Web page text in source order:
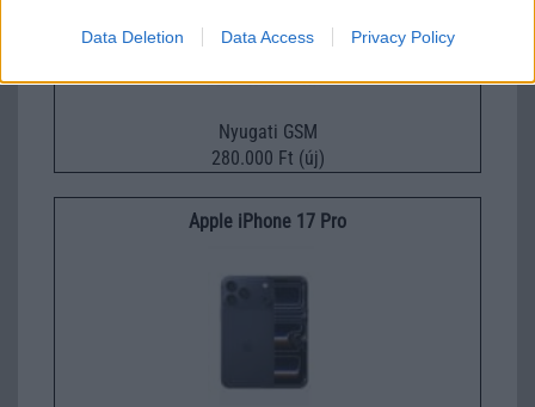
Data Deletion Data Access Privacy Policy
Nyugati GSM
280.000 Ft (új)
Apple iPhone 17 Pro